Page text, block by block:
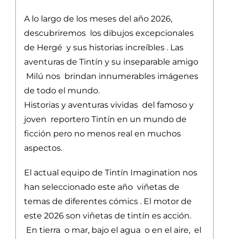
A lo largo de los meses del año 2026,
descubriremos los dibujos excepcionales
de Hergé y sus historias increíbles . Las
aventuras de Tintín y su inseparable amigo
Milú nos brindan innumerables imágenes
de todo el mundo.
Historias y aventuras vividas del famoso y
joven reportero Tintín en un mundo de
ficción pero no menos real en muchos
aspectos.
El actual equipo de Tintín Imagination nos
han seleccionado este año viñetas de
temas de diferentes cómics . El motor de
este 2026 son viñetas de tintín es acción.
En tierra o mar, bajo el agua o en el aire, el